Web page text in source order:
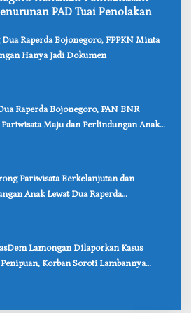
PAD Tuai Penolakan
Raperda Bojonegoro, FPPKN Minta
Hanya Jadi Dokumen
Raperda Bojonegoro, PAN BNR
Maju dan Perlindungan Anak
Pariwisata Berkelanjutan dan
Anak Lewat Dua Raperda
Lamongan Dilaporkan Kasus
Korban Soroti Lambannya